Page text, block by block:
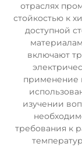
отраслях
стойкостью к
доступной
включают
применение
изучении
требования к